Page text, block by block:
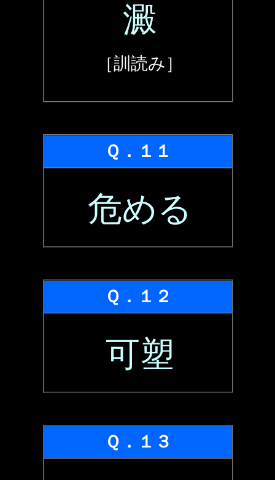
澱
［訓読み］
Ｑ．１１
危める
Ｑ．１２
可塑
Ｑ．１３